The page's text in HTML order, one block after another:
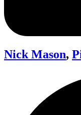
Nick Mason,